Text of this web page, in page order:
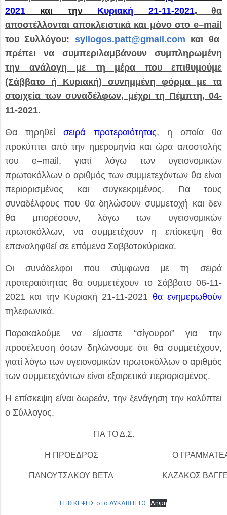
2021 και την Κυριακή 21-11-2021,
θα
αποστέλλονται αποκλειστικά και μόνο στο e–mail
του Συλλόγου: syllogos.patt@gmail.com και θα
πρέπει να συμπεριλαμβάνουν συμπληρωμένη
την ανάλογη με τη μέρα που επιθυμούμε
(Σάββατο ή Κυριακή) συνημμένη φόρμα με τα
στοιχεία των συναδέλφων, μέχρι τη Πέμπτη, 04-
11-2021.
Θα τηρηθείσειρά προτεραιότητας, η οποία θα
προκύπτει από την ημερομηνία και ώρα αποστολής
τουe–mail , γιατί λόγω των υγειονομικών
πρωτοκόλλων ο αριθμός των συμμετεχόντων θα είναι
περιορισμένος και συγκεκριμένος. Για τους
συναδέλφους που θα δηλώσουν συμμετοχή και δεν
θα μπορέσουν, λόγω των υγειονομικών
πρωτοκόλλων, να συμμετέχουν η επίσκεψη θα
επαναληφθεί σε επόμενα Σαββατοκύριακα.
Οι συνάδελφοι που σύμφωνα με τη σειρά
προτεραιότητας θα συμμετέχουν το Σάββατο 06-11-
2021 και την Κυριακή 21-11-2021 θα ενημερωθούν
τηλεφωνικά.
Παρακαλούμε να είμαστε “σίγουροι” για την
προσέλευση όσων δηλώνουμε ότι θα συμμετέχουν,
γιατί λόγω των υγειονομικών πρωτοκόλλων ο αριθμός
των συμμετεχόντων είναι εξαιρετικά περιορισμένος.
Η επίσκεψη είναι δωρεάν, την ξενάγηση την καλύπτει
ο Σύλλογος.
ΓΙΑ ΤΟ Δ.Σ.
Η ΠΡΟΕΔΡΟΣ
ΠΑΝΟΥΤΣΑΚΟΥ ΒΕΤΑ
Ο
ΚΑΖΑΚΟΣ
ΕΠΙΣΚΕΨΕΙΣ στο ΛΥΚΑΒΗΤΤΟ Λήψη